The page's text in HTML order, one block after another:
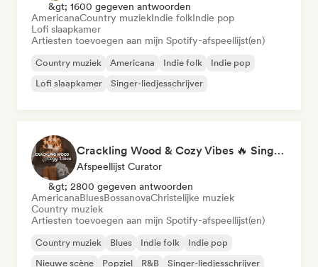
&gt; 1600 gegeven antwoorden
AmericanaCountry muziekIndie folkIndie pop
Lofi slaapkamer
Artiesten toevoegen aan mijn Spotify-afspeellijst(en)
Country muziek Americana Indie folk
Indie pop
Lofi slaapkamer
Singer-liedjesschrijver
Crackling Wood & Cozy Vibes 🔥 Singer-Songwriter, Dream Pop & Bedroom Pop
Afspeellijst Curator
&gt; 2800 gegeven antwoorden
AmericanaBluesBossanovaChristelijke muziek
Country muziek
Artiesten toevoegen aan mijn Spotify-afspeellijst(en)
Country muziek Blues Indie folk
Indie pop
Nieuwe scène
Popziel R&B Singer-liedjesschrijver